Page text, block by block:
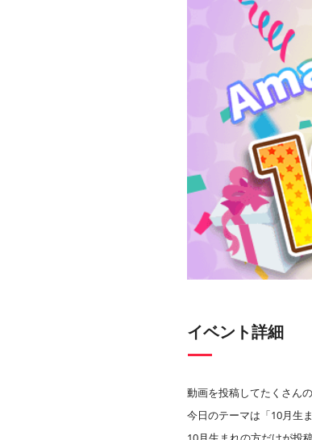
イベント詳細
動画を投稿してたくさん
今日のテーマは「10月生